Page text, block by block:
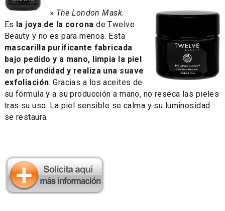
» The London Mask.
Es la joya de la corona de Twelve
Beauty y no es para menos. Esta
mascarilla purificante fabricada
bajo pedido y a mano, limpia la piel
en profundidad y realiza una suave
exfoliación. Gracias a los aceites de
su fórmula y a su producción a mano, no reseca las pieles
tras su uso. La piel sensible se calma y su luminosidad
se restaura.